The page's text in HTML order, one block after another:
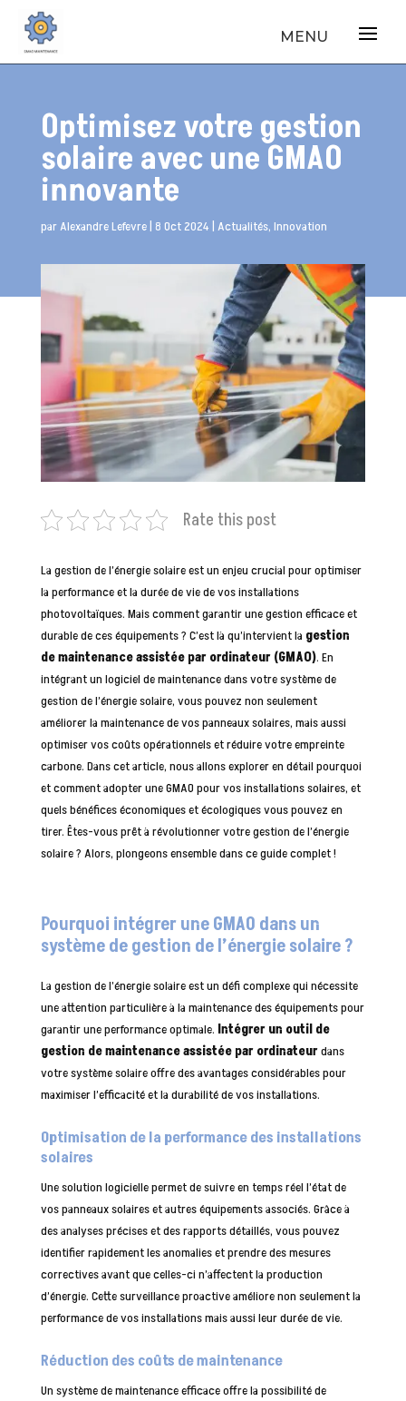
Optimisez votre gestion
solaire avec une GMAO
innovante
parAlexandre Lefevre| 8 Oct 2024 Actualités, Innovation
Rate this post
La gestion de l’énergie solaire est un enjeu crucial pour optimiser
la performance et la durée de vie de vos installations
photovoltaïques. Mais comment garantir une gestion efficace et
durable de ces équipements ? C’est là qu’intervient la gestion
de maintenance assistée par ordinateur (GMAO). En
intégrant un logiciel de maintenance dans votre système de
gestion de l’énergie solaire, vous pouvez non seulement
améliorer la maintenance de vos panneaux solaires, mais aussi
optimiser vos coûts opérationnels et réduire votre empreinte
carbone. Dans cet article, nous allons explorer en détail pourquoi
et comment adopter une GMAO pour vos installations solaires, et
quels bénéfices économiques et écologiques vous pouvez en
tirer. Êtes-vous prêt à révolutionner votre gestion de l’énergie
solaire ? Alors, plongeons ensemble dans ce guide complet !
Pourquoi intégrer une GMAO dans un
système de gestion de l’énergie solaire ?
La gestion de l’énergie solaire est un défi complexe qui nécessite
une attention particulière à la maintenance des équipements pour
garantir une performance optimale. Intégrer un outil de
gestion de maintenance assistée par ordinateurdans
votre système solaire offre des avantages considérables pour
maximiser l’efficacité et la durabilité de vos installations.
Optimisation de la performance des installations
solaires
Une solution logicielle permet de suivre en temps réel l’état de
vos panneaux solaires et autres équipements associés. Grâce à
des analyses précises et des rapports détaillés, vous pouvez
identifier rapidement les anomalies et prendre des mesures
correctives avant que celles-ci n’affectent la production
d’énergie. Cette surveillance proactive améliore non seulement la
performance de vos installations mais aussi leur durée de vie.
Réduction des coûts de maintenance
Un système de maintenance efficace offre la possibilité de